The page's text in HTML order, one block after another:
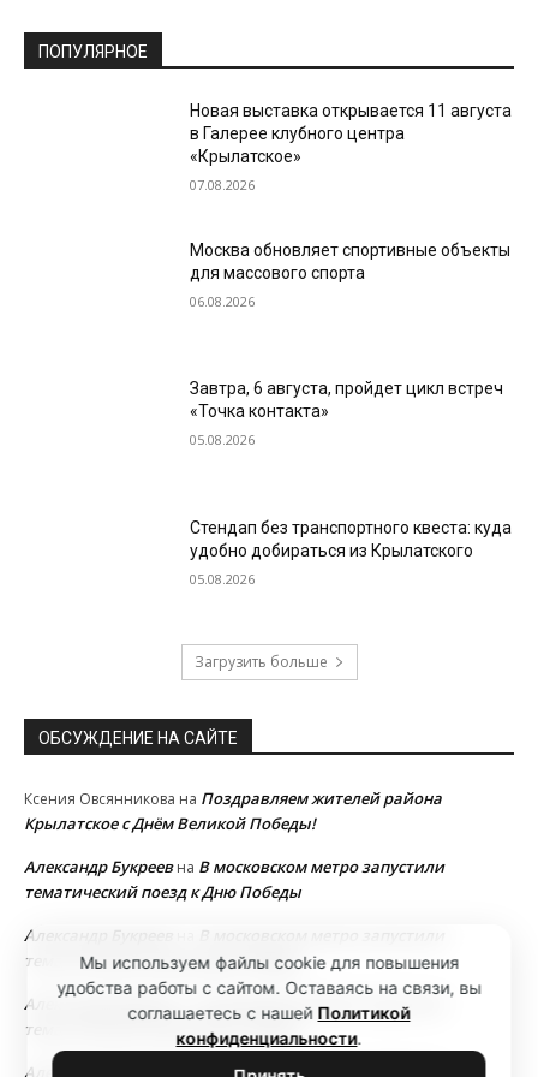
ПОПУЛЯРНОЕ
Новая выставка открывается 11 августа
в Галерее клубного центра
«Крылатское»
07.08.2026
Москва обновляет спортивные объекты
для массового спорта
06.08.2026
Завтра, 6 августа, пройдет цикл встреч
«Точка контакта»
05.08.2026
Стендап без транспортного квеста: куда
удобно добираться из Крылатского
05.08.2026
Загрузить больше
ОБСУЖДЕНИЕ НА САЙТЕ
Ксения Овсянникова на Поздравляем жителей района
Крылатское с Днём Великой Победы!
Александр Букреевна В московском метро запустили
тематический поезд к Дню Победы
Александр Букреев
тематический поезд к Дню Победы
Александр Букреев
В московском метро запустили
тематический поезд к Дню Победы
Александр Букреев
В московском метро запустили
Мы используем файлы cookie для повышения
удобства работы с сайтом. Оставаясь на связи, вы
соглашаетесь с нашей Политикой
конфиденциальности.